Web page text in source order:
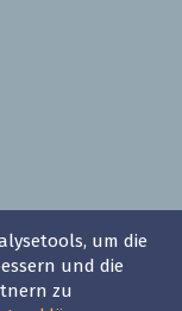
um die
und die
zu